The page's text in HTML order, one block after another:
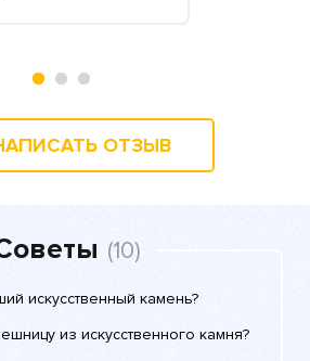
ОТЗЫВ
(10)
искусственный камень?
из искусственного камня?